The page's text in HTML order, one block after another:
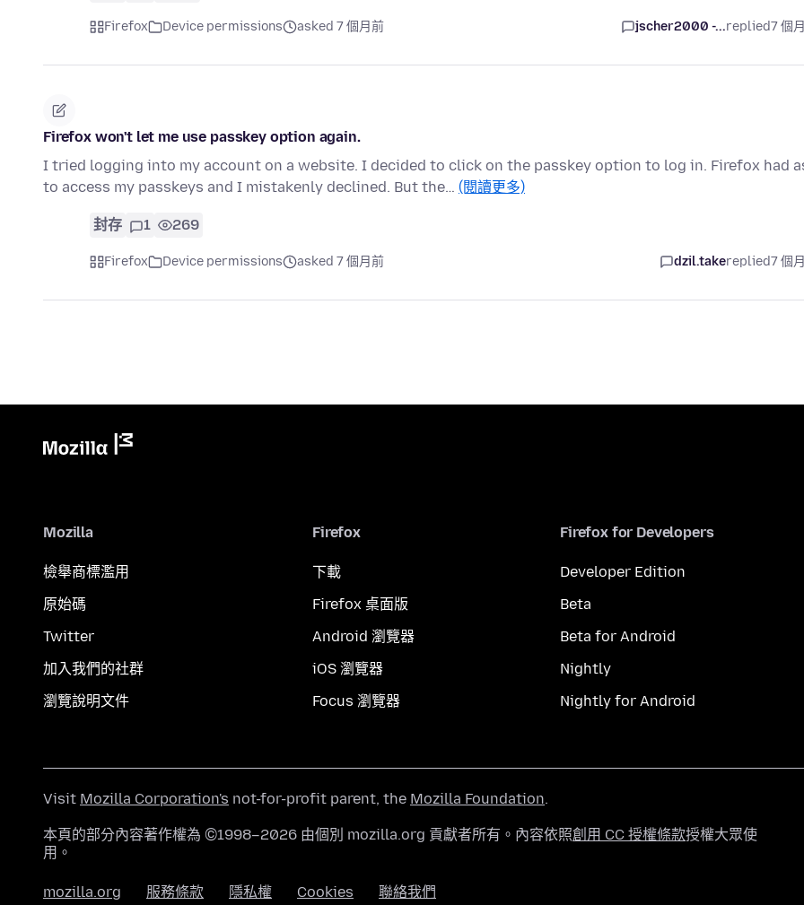
Firefox Device permissions asked 7 個月前 jscher2000 -...replied7 個
Firefox won't let me use passkey option again.
I tried logging into my account on a website. I decided to click on the passkey option to log in. Firefox had
to access my passkeys and I mistakenly declined. But the… (閱讀更多)
封存 1 269
Firefox Device permissions asked 7 個月前 dzil.takereplied7 個
Mozilla
檢舉商標濫用
原始碼
Twitter
加入我們的社群
瀏覽說明文件
Firefox
下載
Firefox 桌面版
Android 瀏覽器
iOS 瀏覽器
Focus 瀏覽器
Firefox for Developers
Developer Edition
Beta
Beta for Android
Nightly
Nightly for Android
Visit Mozilla Corporation's not-for-profit parent, the Mozilla Foundation.
本頁的部分內容著作權為 ©1998–2026 由個別 mozilla.org 貢獻者所有。內容依照創用 CC 授權條款授權大眾使
用。
mozilla.org 服務條款 隱私權 Cookies 聯絡我們